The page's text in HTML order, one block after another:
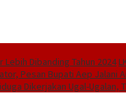
Dibanding Tahun 2024
Pesan Bupati Aep Jalani
Dikerjakan Ugal-Ugalan,